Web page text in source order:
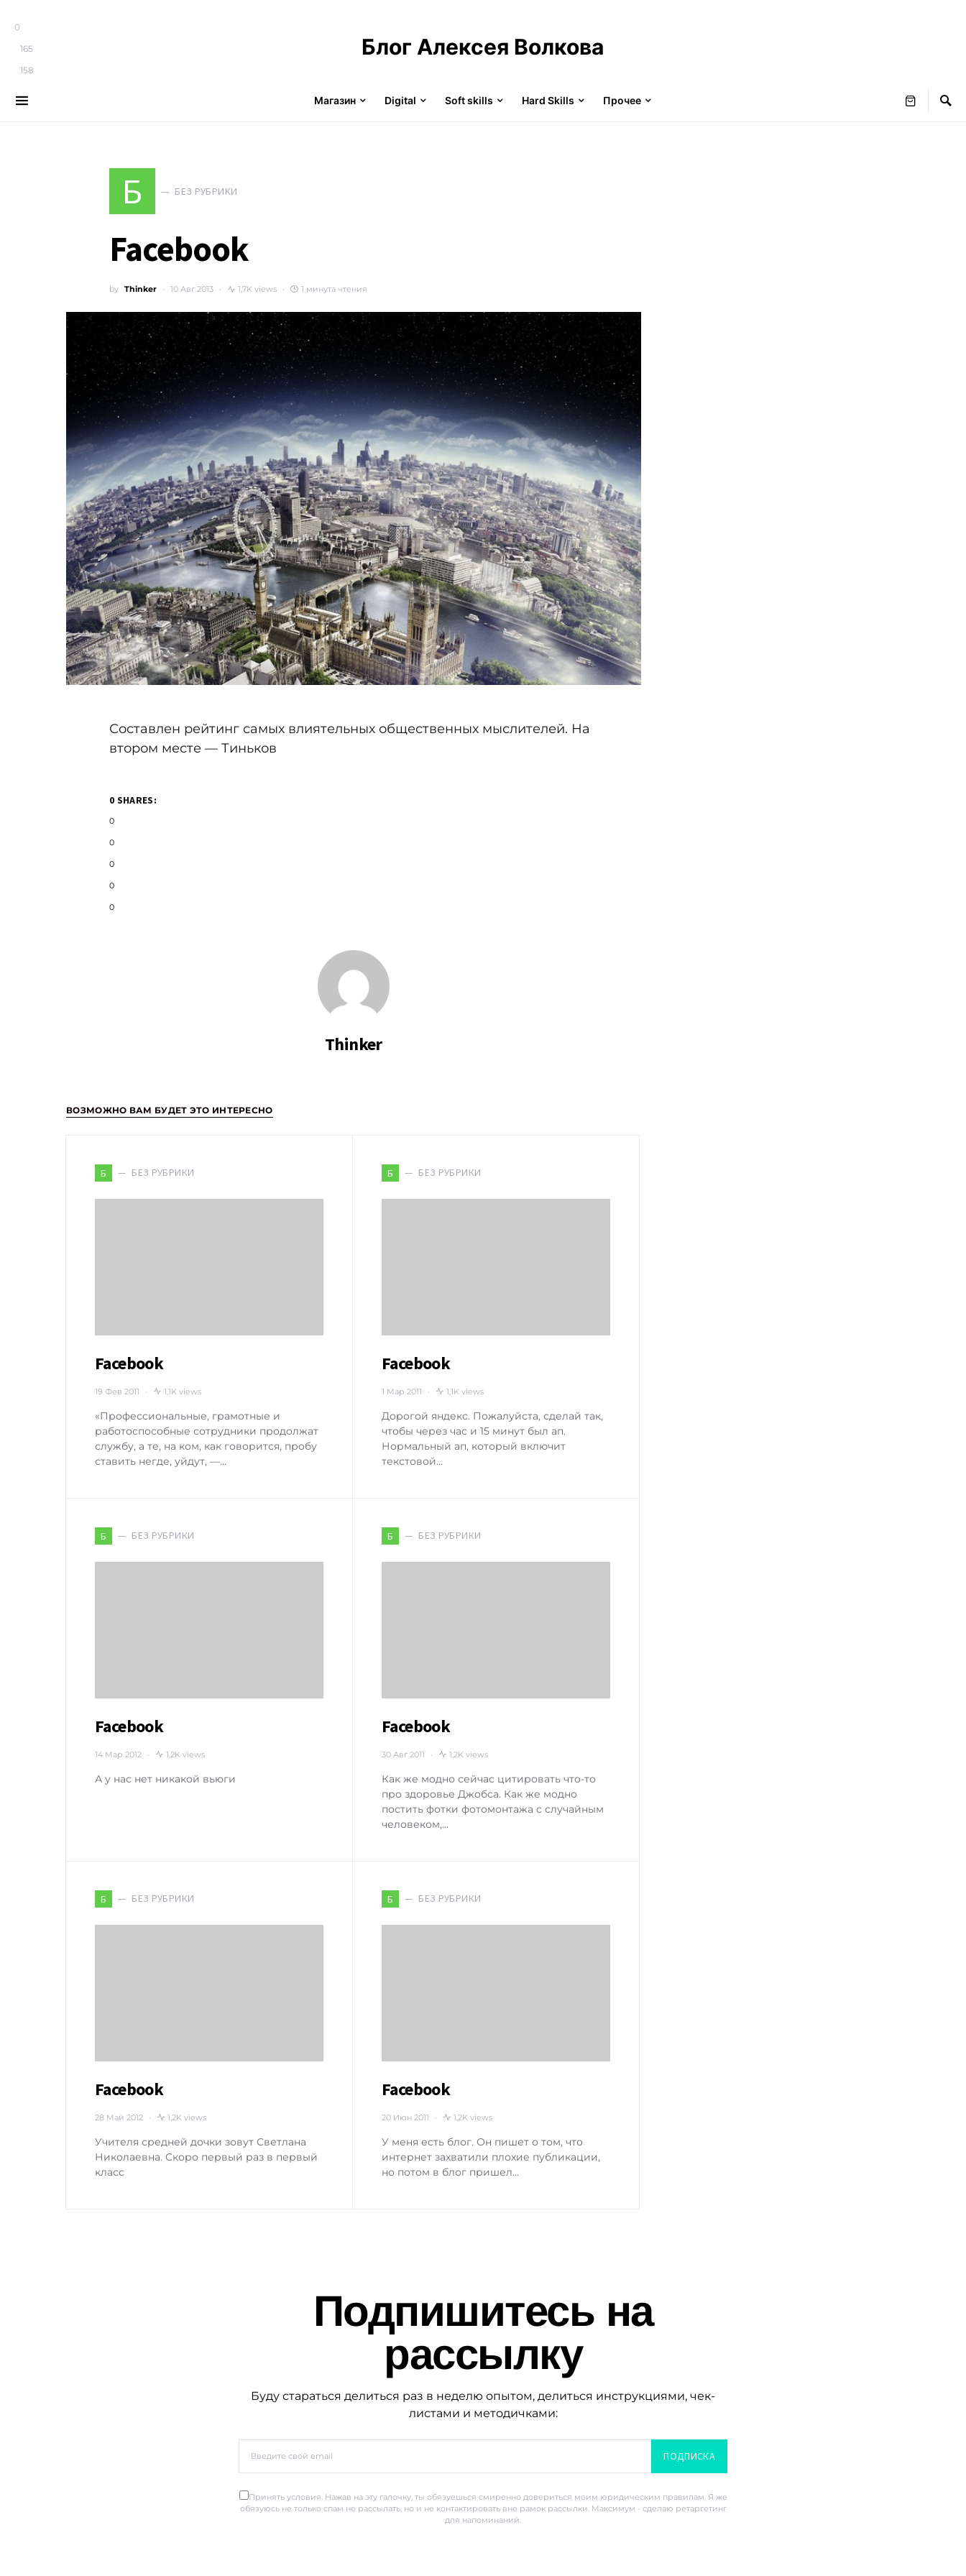
0
165
158
Блог Алексея Волкова
Магазин Digital Soft skills Hard Skills Прочее
Б БЕЗ РУБРИКИ
Facebook
by Thinker 10 Авг 2013 1,7K views 1 минута чтения
Составлен рейтинг самых влиятельных общественных мыслителей. На
втором месте — Тиньков
0 SHARES:
0
0
0
0
0
Thinker
ВОЗМОЖНО ВАМ БУДЕТ ЭТО ИНТЕРЕСНО
Б БЕЗ РУБРИКИ
Facebook
19 Фев 2011 1,1K views
«Профессиональные, грамотные и
работоспособные сотрудники продолжат
службу, а те, на ком, как говорится, пробу
ставить негде, уйдут, —…
Б БЕЗ РУБРИКИ
Facebook
1 Мар 2011 1,1K views
Дорогой яндекс. Пожалуйста, сделай так,
чтобы через час и 15 минут был ап.
Нормальный ап, который включит
текстовой…
Б БЕЗ РУБРИКИ
Facebook
14 Мар 2012 1,2K views
А у нас нет никакой вьюги
Б БЕЗ РУБРИКИ
Facebook
30 Авг 2011 1,2K views
Как же модно сейчас цитировать что-то
про здоровье Джобса. Как же модно
постить фотки фотомонтажа с случайным
человеком,…
Б БЕЗ РУБРИКИ
Facebook
28 Май 2012 1,2K views
Учителя средней дочки зовут Светлана
Николаевна. Скоро первый раз в первый
класс
Б БЕЗ РУБРИКИ
Facebook
20 Июн 2011 1,2K views
У меня есть блог. Он пишет о том, что
интернет захватили плохие публикации,
но потом в блог пришел…
Подпишитесь на
рассылку
Буду стараться делиться раз в неделю опытом, делиться инструкциями, чек-
листами и методичками:
ПОДПИСКА
Принять условия. Нажав на эту галочку, ты обязуешься смиренно довериться моим юридическим правилам. Я же
обязуюсь не только спам не рассылать, но и не контактировать вне рамок рассылки. Максимум - сделаю ретаргетинг
для напоминаний.